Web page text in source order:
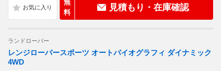
無
料
見積もり・在庫確認
ランドローバー
レンジローバースポーツ オートバイオグラフィ ダイナミック
4WD